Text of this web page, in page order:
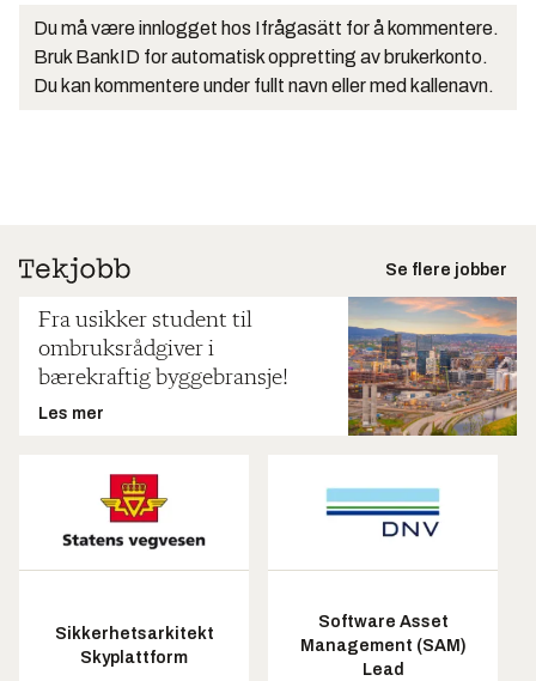
Du må være innlogget hos Ifrågasätt for å kommentere.
Bruk BankID for automatisk oppretting av brukerkonto.
Du kan kommentere under fullt navn eller med kallenavn.
Se flere jobber
Fra usikker student til
ombruksrådgiver i
bærekraftig byggebransje!
Les mer
Sikkerhetsarkitekt
Skyplattform
Software Asset
Management (SAM)
Lead